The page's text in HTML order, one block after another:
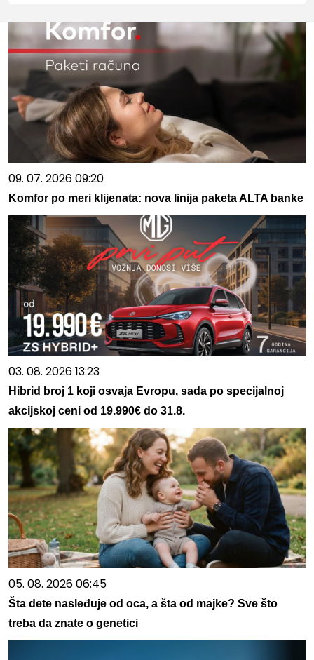
09. 07. 2026 09:20
Komfor po meri klijenata: nova linija paketa ALTA banke
03. 08. 2026 13:23
Hibrid broj 1 koji osvaja Evropu, sada po specijalnoj
akcijskoj ceni od 19.990€ do 31.8.
05. 08. 2026 06:45
Šta dete nasleđuje od oca, a šta od majke? Sve što
treba da znate o genetici